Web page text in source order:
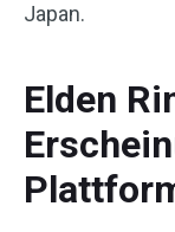
Japan.
Elden